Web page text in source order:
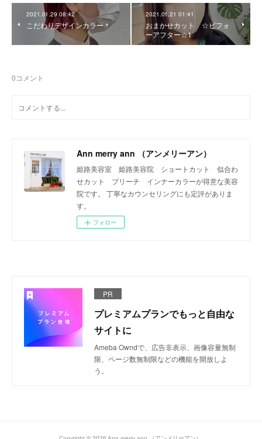
2021.01.29 08:42
こだわりデザインカラー＊
2021.01.21 01:41
おまかせカット ☆ビフォ
ーアフター☆1
0コメント
Ann merry ann （アンメリーアン）
姫路美容室 姫路美容院 ショートカット 似合わ
せカット ブリーチ インナーカラーが得意な美容
院です。 丁寧なカウンセリングにも定評がありま
す。
フォロー
PR
プレミアムプランでもっと自由な
サイトに
Ameba Owndで、広告非表示、画像容量無制
限、ページ数無制限などの機能を開放しよ
う。